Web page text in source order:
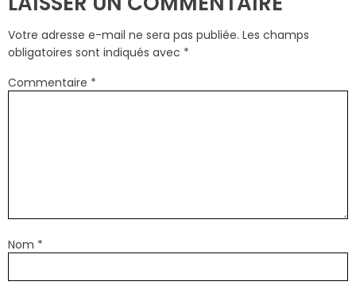
Votre adresse e-mail ne sera pas publiée. Les champs
obligatoires sont indiqués avec *
Commentaire *
Nom *